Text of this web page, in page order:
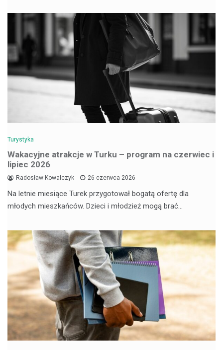
Turystyka
Wakacyjne atrakcje w Turku – program na czerwiec i
lipiec 2026
Radosław Kowalczyk 26 czerwca 2026
Na letnie miesiące Turek przygotował bogatą ofertę dla
młodych mieszkańców. Dzieci i młodzież mogą brać…